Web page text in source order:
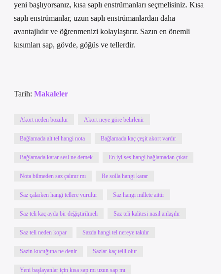
yeni başlıyorsanız, kısa saplı enstrümanları seçmelisiniz. Kısa
saplı enstrümanlar, uzun saplı enstrümanlardan daha
avantajlıdır ve öğrenmenizi kolaylaştırır. Sazın en önemli
kısımları sap, gövde, göğüs ve tellerdir.
Tarih: Makaleler
Akort neden bozulur Akort neye göre belirlenir
Bağlamada alt tel hangi nota Bağlamada kaç çeşit akort vardır
Bağlamada karar sesi ne demek En iyi ses hangi bağlamadan çıkar
Nota bilmeden saz çalınır mı Re solla hangi karar
Saz çalarken hangi tellere vurulur Saz hangi millete aittir
Saz teli kaç ayda bir değiştirilmeli Saz teli kalitesi nasıl anlaşılır
Saz teli neden kopar Sazda hangi tel nereye takılır
Sazin kucuğuna ne denir Sazlar kaç telli olur
Yeni başlayanlar için kısa sap mı uzun sap mı